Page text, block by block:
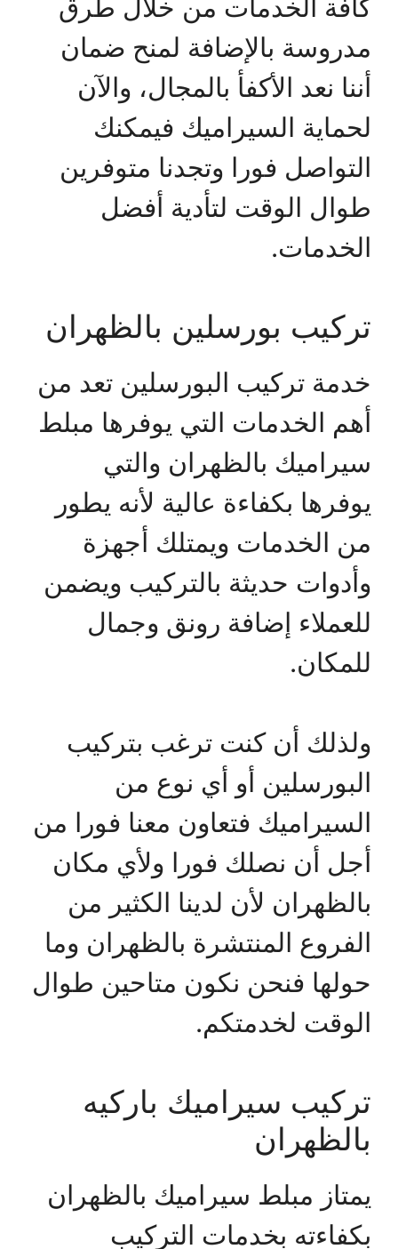
كافة الخدمات من خلال طرق
مدروسة بالإضافة لمنح ضمان
أننا نعد الأكفأ بالمجال، والآن
لحماية السيراميك فيمكنك
التواصل فورا وتجدنا متوفرين
طوال الوقت لتأدية أفضل
الخدمات.
تركيب بورسلين بالظهران
خدمة تركيب البورسلين تعد من
أهم الخدمات التي يوفرها مبلط
سيراميك بالظهران والتي
يوفرها بكفاءة عالية لأنه يطور
من الخدمات ويمتلك أجهزة
وأدوات حديثة بالتركيب ويضمن
للعملاء إضافة رونق وجمال
للمكان.
ولذلك أن كنت ترغب بتركيب
البورسلين أو أي نوع من
السيراميك فتعاون معنا فورا من
أجل أن نصلك فورا ولأي مكان
بالظهران لأن لدينا الكثير من
الفروع المنتشرة بالظهران وما
حولها فنحن نكون متاحين طوال
الوقت لخدمتكم.
تركيب سيراميك باركيه
بالظهران
يمتاز مبلط سيراميك بالظهران
بكفاءته بخدمات التركيب